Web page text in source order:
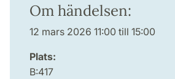
Om händelsen:
12 mars 2026 11:00 till 15:00
Plats:
B:417